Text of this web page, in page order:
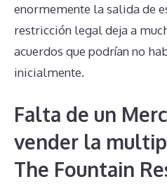
enormemente la salida de
restricción legal deja a
acuerdos que podrían no
inicialmente.
Falta de un
vender la
The Fountain